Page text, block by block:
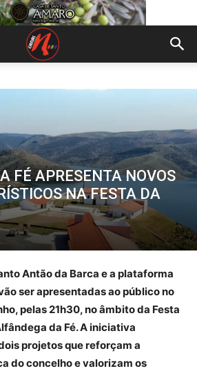
FÉ APRESENTA NOVOS
NA FESTA DA
Antão da Barca e a plataforma
ser apresentadas ao público no
pelas 21h30, no âmbito da Festa
da Fé. A iniciativa
projetos que reforçam a
do concelho e valorizam os